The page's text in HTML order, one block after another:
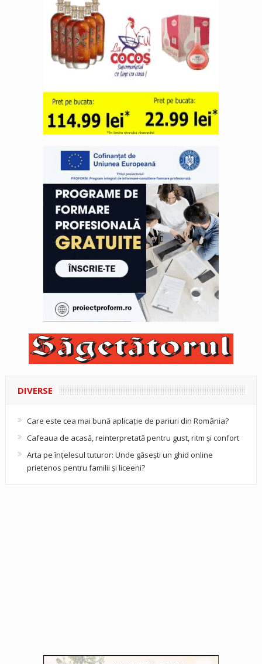
DIVERSE
Care este cea mai bună aplicație de pariuri din România?
Cafeaua de acasă, reinterpretată pentru gust, ritm și confort
Arta pe înțelesul tuturor: Unde găsești un ghid online
prietenos pentru familii și liceeni?